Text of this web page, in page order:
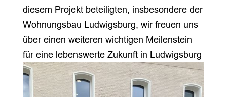
diesem Projekt beteiligten, insbesondere der
Wohnungsbau Ludwigsburg, wir freuen uns
über einen weiteren wichtigen Meilenstein
für eine lebenswerte Zukunft in Ludwigsburg